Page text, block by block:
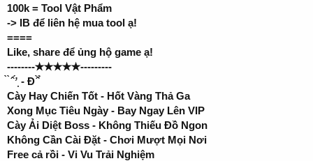
100k = Tool Vật Phẩm
-> IB để liên hệ mua tool ạ!
====
Like, share để ủng hộ game ạ!
--------✭✭✭✭✭---------
̀ ̀ ̂ ̛́ ̣ - Đ ̂̀ ̉
Cày Hay Chiến Tốt - Hốt Vàng Thả Ga
Xong Mục Tiêu Ngày - Bay Ngay Lên VIP
Cày Ải Diệt Boss - Không Thiếu Đồ Ngon
Không Cần Cài Đặt - Chơi Mượt Mọi Nơi
Free cả rồi - Vi Vu Trải Nghiệm